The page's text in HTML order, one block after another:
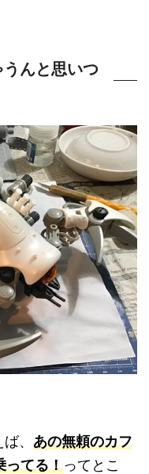
んと思いつ
、 あの無頼のカフ
ってる！ってとこ